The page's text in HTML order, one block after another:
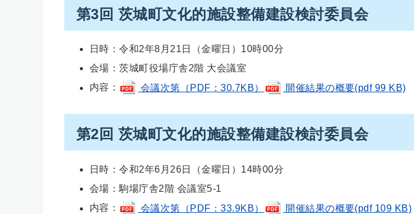
第3回 茨城町文化的施設整備建設検討委員会
日時：令和2年8月21日（金曜日）10時00分
会場：茨城町役場庁舎2階 大会議室
内容：
会議次第（PDF：30.7KB） 開催結果の概要(pdf 99 KB)
第2回 茨城町文化的施設整備建設検討委員会
日時：令和2年6月26日（金曜日）14時00分
会場：駒場庁舎2階 会議室5-1
内容：
会議次第（PDF：33.9KB） 開催結果の概要(pdf 109 KB)